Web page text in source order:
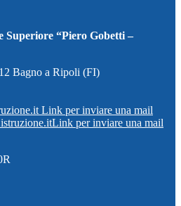
Superiore “Piero Gobetti –
Bagno a Ripoli (FI)
Link per inviare una mail
Link per inviare una mail